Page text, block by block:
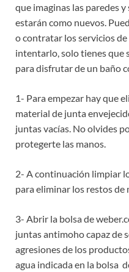
que imaginas las paredes
estarán como nuevos.
o contratar los servicios
intentarlo, solo tienes que
para disfrutar de un baño
1- Para empezar hay que
material de junta
juntas vacías. No olvides
protegerte las manos.
2- A continuación limpiar
para eliminar los restos de
3- Abrir la bolsa de
juntas antimoho capaz de
agresiones de los
agua indicada en la bolsa